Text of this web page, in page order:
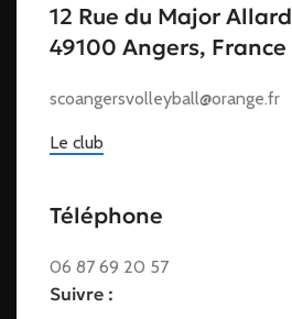
12 Rue du Major Allard
49100 Angers, France
scoangersvolleyball@orange.fr
Le club
Téléphone
06 87 69 20 57
Suivre :